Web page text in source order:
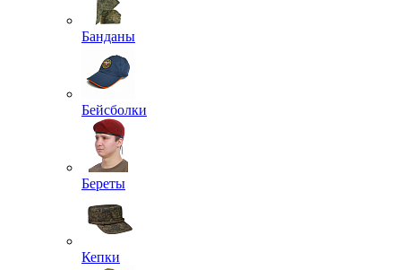
Банданы
Бейсболки
Береты
Кепки